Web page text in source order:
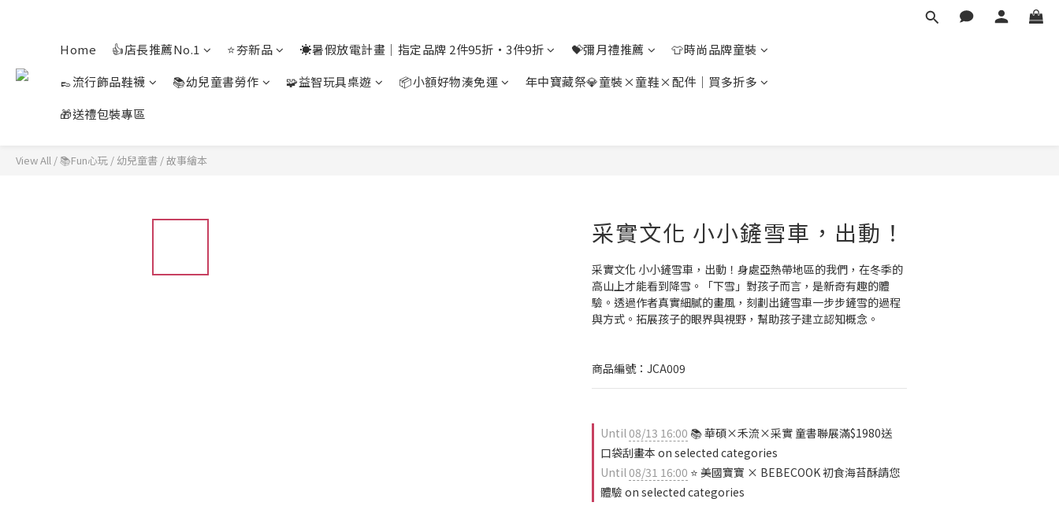
Home 👍店長推薦No.1 ⭐夯新品 ☀️暑假放電計畫｜指定品牌 2件95折・3件9折 💝彌月禮推薦
👕時尚品牌童裝
👞流行飾品鞋襪
📚幼兒童書勞作 🧩益智玩具桌遊 📦小額好物湊免運
年中寶藏祭💎童裝×童鞋×配件｜買多折多
🎁送禮包裝專區
View All /📚Fun心玩 / 幼兒童書 /故事繪本
采實文化 小小鏟雪車，出動！
采實文化 小小鏟雪車，出動！身處亞熱帶地區的我們，在冬季的
高山上才能看到降雪。「下雪」對孩子而言，是新奇有趣的體
驗。透過作者真實細膩的畫風，刻劃出鏟雪車一步步鏟雪的過程
與方式。拓展孩子的眼界與視野，幫助孩子建立認知概念。
商品編號：JCA009
Until08/13 16:00 📚 華碩×禾流×采實 童書聯展滿$1980送
口袋刮畫本 on selected categories
Until08/31 16:00 ⭐ 美國寶寶 × BEBECOOK 初食海苔酥請您
體驗 on selected categories